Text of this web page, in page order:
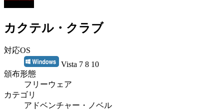
カクテル・クラブ
対応OS
Vista 7 8 10
頒布形態
フリーウェア
カテゴリ
アドベンチャー・ノベル